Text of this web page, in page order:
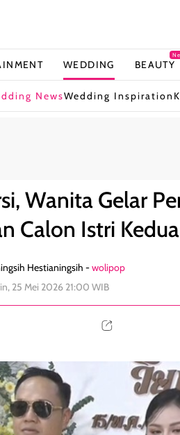
WEDDING BEAUTY
NewsWedding Inspiration
Wanita Gelar
Calon Istri Kedua
Hestianingsih -wolipop
25 Mei 2026 21:00 WIB